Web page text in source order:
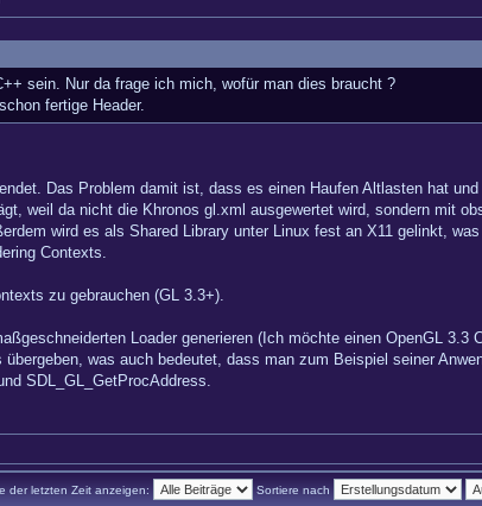
sein. Nur da frage ich mich, wofür man dies braucht ?
fertige Header.
Das Problem damit ist, dass es einen Haufen Altlasten hat
weil da nicht die Khronos gl.xml ausgewertet wird, sondern mit
wird es als Shared Library unter Linux fest an X11 gelinkt,
Contexts.
zu gebrauchen (GL 3.3+).
Loader generieren (Ich möchte einen OpenGL
was auch bedeutet, dass man zum Beispiel seiner
SDL_GL_GetProcAddress.
der letzten Zeit anzeigen: Sortiere nach